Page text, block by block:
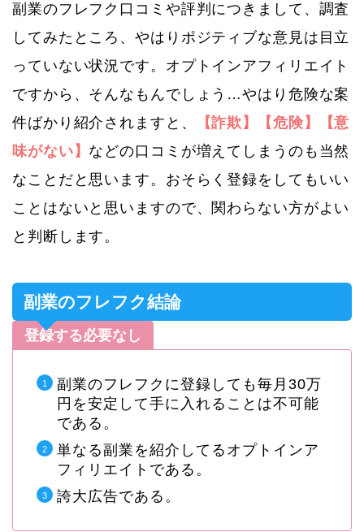
副業のフレフク口コミや評判につきまして、調査
してみたところ、やはりポジティブな意見は目立
っていない状況です。オプトインアフィリエイト
ですから、そんなもんでしょう…やはり危険な案
件ばかり紹介されますと、
【詐欺】【危険】【意
味がない】 などの口コミが増えてしまうのも当然
なことだと思います。おそらく登録をしてもいい
ことはないと思いますので、関わらない方がよい
と判断します。
副業のフレフク結論
登録する必要なし
副業のフレフクに登録しても毎月30万
円を安定して手に入れることは不可能
である。
単なる副業を紹介してるオプトインア
フィリエイトである。
誇大広告である。